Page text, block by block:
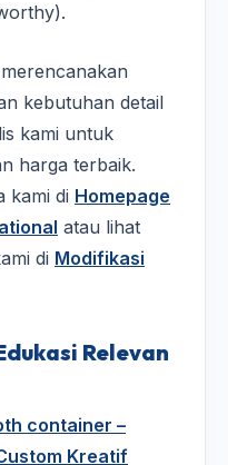
kebutuhan detail
kami untuk
harga terbaik.
kami di Homepage
atau lihat
di Modifikasi
Relevan
container –
Kreatif